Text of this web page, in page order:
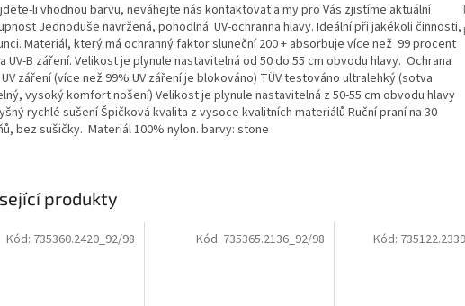
produkty
Kód: 735360.2420_92/98 Kód: 735365.2136_92/98 Kód:
li vhodnou barvu, neváhejte nás kontaktovat a my pro Vás zjistíme aktuální
Jednoduše navržená, pohodlná UV-ochranna hlavy. Ideální při jakékoli činnosti,
Materiál, který má ochranný faktor sluneční 200 + absorbuje více než 99 procent
a UV-B záření. Velikost je plynule nastavitelná od 50 do 55 cm obvodu hlavy. Ochrana
záření (více než 99% UV záření je blokováno) TÜV testováno ultralehký (sotva
vysoký komfort nošení) Velikost je plynule nastavitelná z 50-55 cm obvodu hlavy
rychlé sušení Špičková kvalita z vysoce kvalitních materiálů Ruční praní na 30
bez sušičky. Materiál 100% nylon. barvy: stone